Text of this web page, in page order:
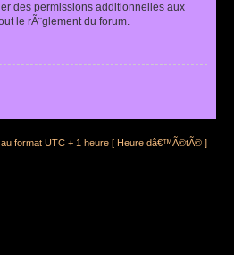
des permissions additionnelles aux
le rÃ¨glement du forum.
au format UTC + 1 heure [ Heure dâ€™Ã©tÃ© ]